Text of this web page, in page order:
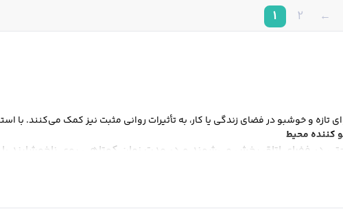
1 2 ←
و خوشبو در فضای زندگی یا کار، به تأثیرات روانی مثبت نیز کمک می‌کنند. با
کننده محیط
در فضای اتاق پخش می‌شوند و در مدت زمان کوتاهی بوی ناخوشایند را
هستند.